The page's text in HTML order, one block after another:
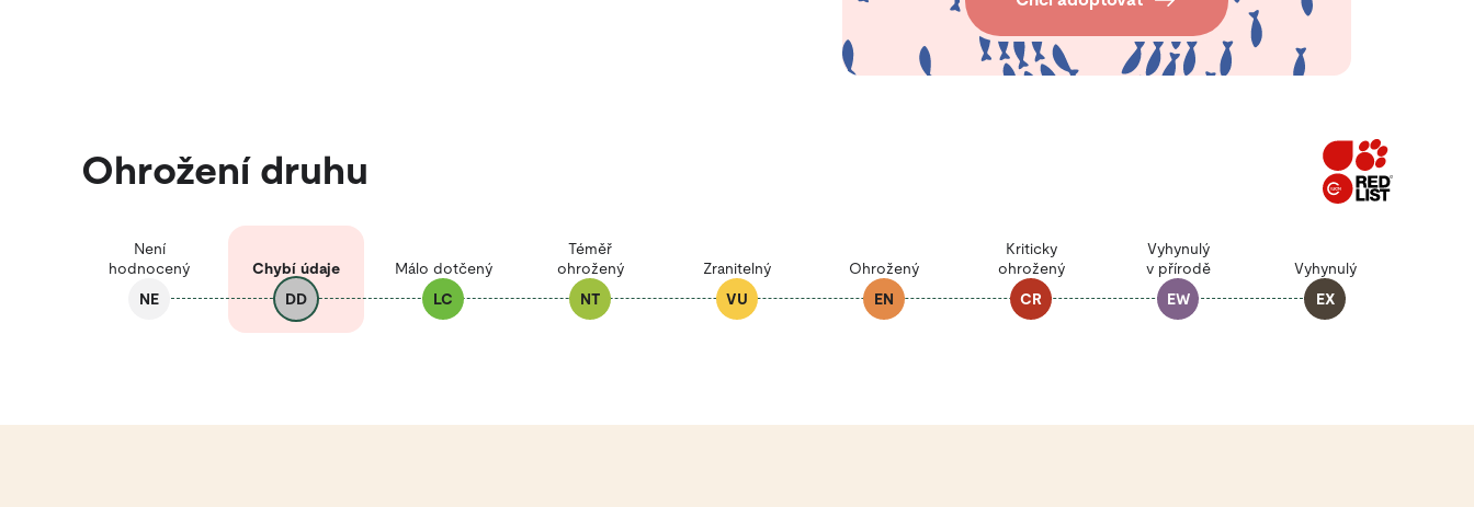
Ohrožení druhu
Není
hodnocený
NE
Chybí údaje
DD
Málo dotčený
LC
Téměř
ohrožený
NT
Zranitelný
VU
Ohrožený
EN
Kriticky
ohrožený
CR
Vyhynulý
v přírodě
EW
Vyhynulý
EX